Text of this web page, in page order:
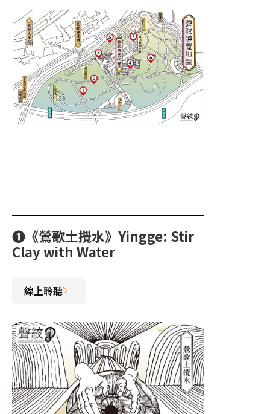
➊《鶯歌土攪水》Yingge: Stir
Clay with Water
線上聆聽